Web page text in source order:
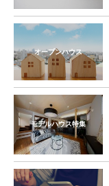
オープンハウス
モデルハウス特集